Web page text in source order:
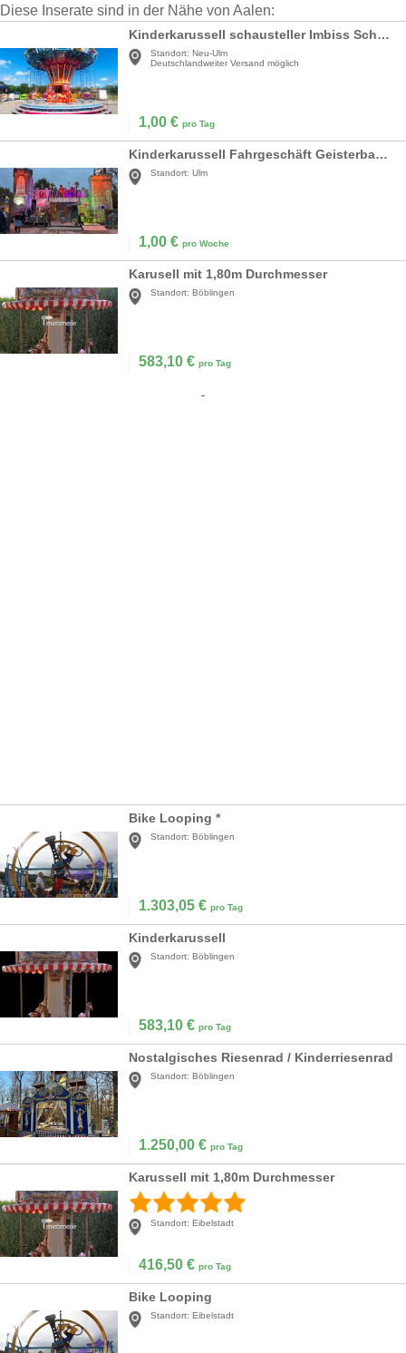
Diese Inserate sind in der Nähe von Aalen:
Kinderkarussell schausteller Imbiss Schaukel Geisterbahn Fahrgeschäfte Gebrannte mandeln
Standort: Neu-Ulm
Deutschlandweiter Versand möglich
1,00 € pro Tag
Kinderkarussell Fahrgeschäft Geisterbahn Autoscooter gebrannte Mandeln Imbiss
Standort: Ulm
1,00 € pro Woche
Karusell mit 1,80m Durchmesser
Standort: Böblingen
583,10 € pro Tag
Bike Looping *
Standort: Böblingen
1.303,05 € pro Tag
Kinderkarussell
Standort: Böblingen
583,10 € pro Tag
Nostalgisches Riesenrad / Kinderriesenrad
Standort: Böblingen
1.250,00 € pro Tag
Karussell mit 1,80m Durchmesser
Standort: Eibelstadt
416,50 € pro Tag
Bike Looping
Standort: Eibelstadt